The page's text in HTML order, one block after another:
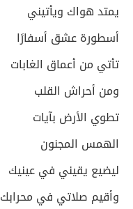
يمتد هواك ويأتيني
أسطورة عشق أسفارًا
تأتي من أعماق الغابات
ومن أحراش القلب
تطوي الأرض بآيات
الهمس المجنون
ليضيع يقيني في عينيك
وأقيم صلاتي في محرابك